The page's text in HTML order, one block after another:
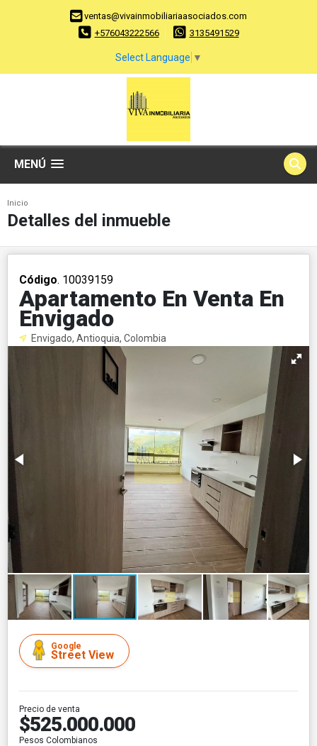
ventas@vivainmobiliariaasociados.com
+576043222566
3135491529
Select Language ▼
MENÚ
Inicio
Detalles del inmueble
Código. 10039159
Apartamento En Venta En
Envigado
Envigado, Antioquia, Colombia
Google
Street View
Precio de venta
$525.000.000
Pesos Colombianos